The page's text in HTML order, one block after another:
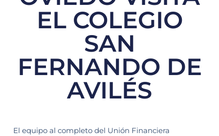
EL COLEGIO
SAN
FERNANDO DE
AVILÉS
El equipo al completo del Unión Financiera